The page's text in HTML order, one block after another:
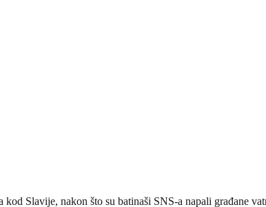
Slavije, nakon što su batinaši SNS-a napali građane